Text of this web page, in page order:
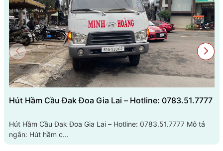
Hút Hầm Cầu Đak Đoa Gia Lai – Hotline: 0783.51.7777
Hút Hầm Cầu Đak Đoa Gia Lai – Hotline: 0783.51.7777 Mô tả
ngắn: Hút hầm c...